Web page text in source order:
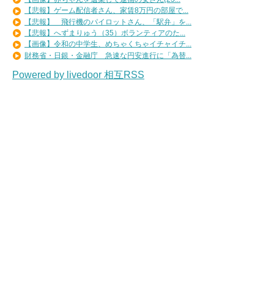
【悲報】ゲーム配信者さん、家賃8万円の部屋で...
【悲報】 飛行機のパイロットさん、「駅弁」を...
【悲報】へずまりゅう（35）ボランティアのた...
【画像】令和の中学生、めちゃくちゃイチャイチ...
財務省・日銀・金融庁 急速な円安進行に「為替...
Powered by livedoor 相互RSS